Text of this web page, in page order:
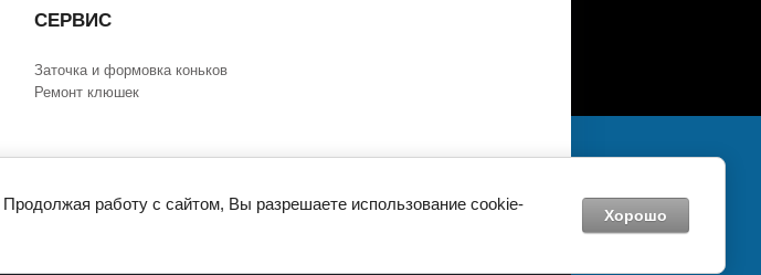
СЕРВИС
Заточка и формовка коньков
Ремонт клюшек
работу с сайтом, Вы разрешаете использование cookie-
Хорошо